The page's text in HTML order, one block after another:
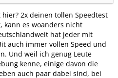
2x deinen tollen Speedtest
kann es woanders nicht
hat jeder mit
auch immer vollen Speed und
Und weil ich genug Leute
kenne, einige davon die
auch paar dabei sind, bei